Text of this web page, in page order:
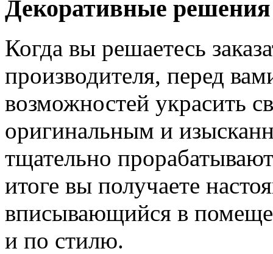
Декоративные решения
Когда вы решаетесь
производителя, перед
возможностей украсить
оригинальным и
тщательно
итоге вы получаете
вписывающийся в
и по стилю.